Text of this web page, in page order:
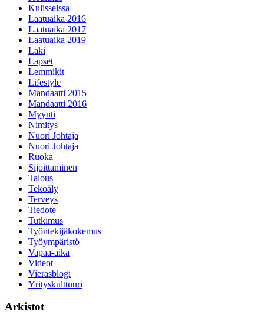
Kulisseissa
Laatuaika 2016
Laatuaika 2017
Laatuaika 2019
Laki
Lapset
Lemmikit
Lifestyle
Mandaatti 2015
Mandaatti 2016
Myynti
Nimitys
Nuori Johtaja
Nuori Johtaja
Ruoka
Sijoittaminen
Talous
Tekoäly
Terveys
Tiedote
Tutkimus
Työntekijäkokemus
Työympäristö
Vapaa-aika
Videot
Vierasblogi
Yrityskulttuuri
Arkistot